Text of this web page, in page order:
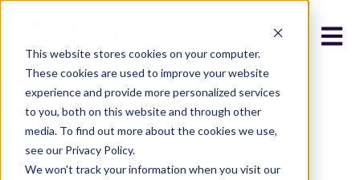
This website stores cookies on your computer.
These cookies are used to improve your website
experience and provide more personalized services
to you, both on this website and through other
media. To find out more about the cookies we use,
see our Privacy Policy.
We won't track your information when you visit our
Tots els posts